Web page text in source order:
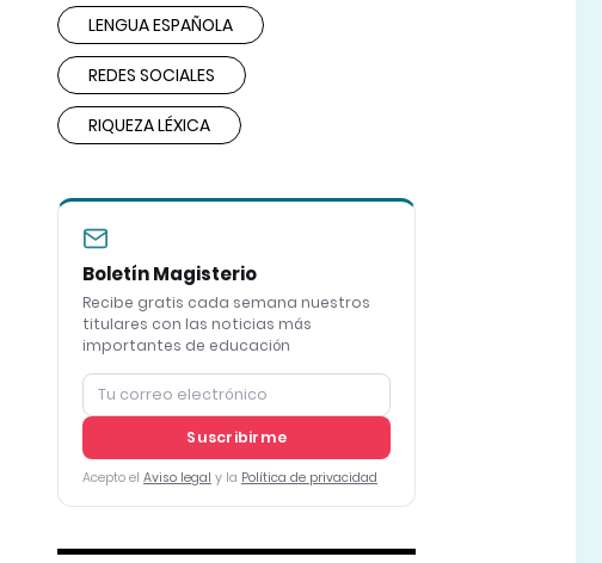
LENGUA ESPAÑOLA
REDES SOCIALES
RIQUEZA LÉXICA
Boletín Magisterio
Recibe gratis cada semana nuestros
titulares con las noticias más
importantes de educación
Suscribirme
Acepto el Aviso legal y la Política de privacidad